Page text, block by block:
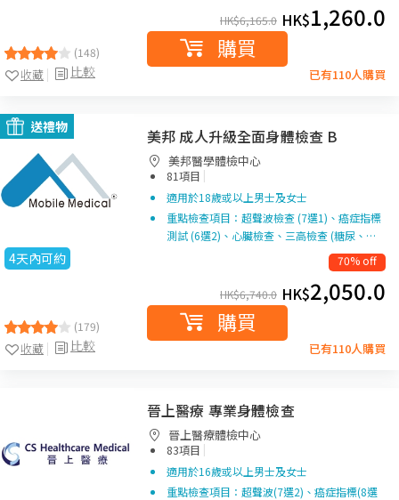
(148)
比較
收藏
HK$6,165.0 HK$1,260.0
購買
已有110人購買
送禮物
4天內可約
(179)
比較
收藏
美邦 成人升級全面身體檢查 B
美邦醫學體檢中心
81項目 |
適用於18歲或以上男士及女士
重點檢查項目：超聲波檢查 (7選1)、癌症指標
測試 (6選2)、心臟檢查、三高檢查 (糖尿、…
70% off
HK$6,740.0 HK$2,050.0
購買
已有110人購買
晉上醫療 專業身體檢查
晉上醫療體檢中心
83項目 |
適用於16歲或以上男士及女士
重點檢查項目：超聲波(7選2)、癌症指標(8選